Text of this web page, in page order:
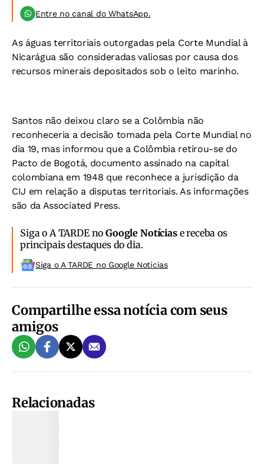
Entre no canal do WhatsApp.
As águas territoriais outorgadas pela Corte Mundial à
Nicarágua são consideradas valiosas por causa dos
recursos minerais depositados sob o leito marinho.
Santos não deixou claro se a Colômbia não
reconheceria a decisão tomada pela Corte Mundial no
dia 19, mas informou que a Colômbia retirou-se do
Pacto de Bogotá, documento assinado na capital
colombiana em 1948 que reconhece a jurisdição da
CIJ em relação a disputas territoriais. As informações
são da Associated Press.
Siga o A TARDE noGoogle Notíciase receba os
principais destaques do dia.
Siga o A TARDE no Google Noticias
Compartilhe essa notícia com seus
amigos
Relacionadas